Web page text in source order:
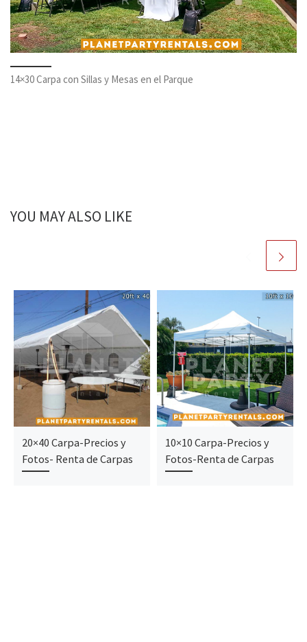
14×30 Carpa con Sillas y Mesas en el Parque
YOU MAY ALSO LIKE
20×40 Carpa-Precios y
Fotos- Renta de Carpas
10×10 Carpa-Precios y
Fotos-Renta de Carpas